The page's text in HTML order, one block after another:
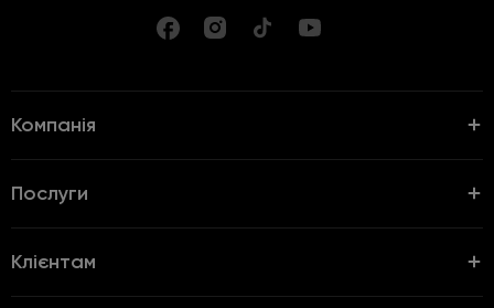
Компанія
Послуги
Клієнтам